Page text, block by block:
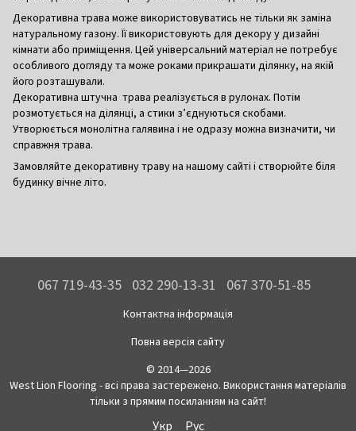
Декоративна трава може використовуватись не тільки як заміна
натуральному газону. Її використовують для декору у дизайні
кімнати або приміщення. Цей універсальний матеріал не потребує
особливого догляду та може роками прикрашати ділянку, на якій
його розташували.
Декоративна штучна трава реалізується в рулонах. Потім
розмотується на ділянці, а стики з’єднуються скобами.
Утворюється монолітна галявина і не одразу можна визначити, чи
справжня трава.
Замовляйте декоративну траву на нашому сайті і створюйте біля
будинку вічне літо.
067 719-43-35 032 290-13-31 067 370-51-85
Контактна інформація
Повна версія сайту
© 2014—2026
West Lion Flooring - всі права застережено. Використання матеріалів
тільки з прямим посиланням на сайт!
Укр Рус